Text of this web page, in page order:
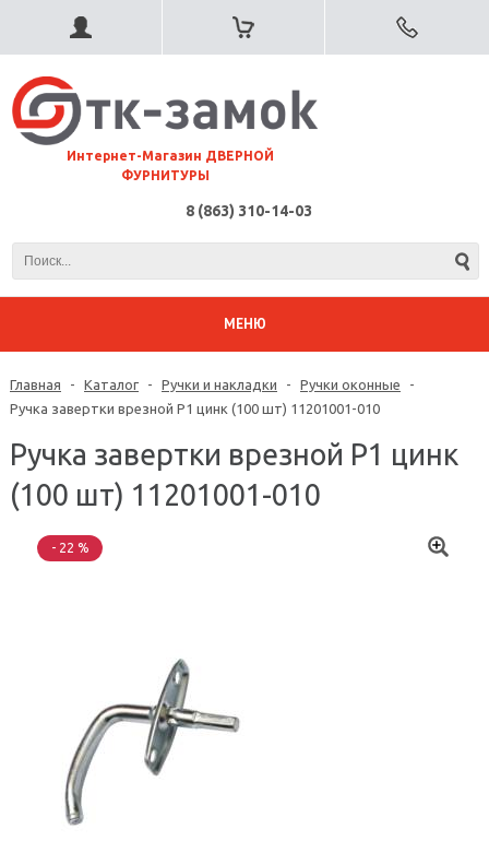
⠀Интернет-Магазин ДВЕРНОЙ
ФУРНИТУРЫ
8 (863) 310-14-03
МЕНЮ
Главная - Каталог - Ручки и накладки - Ручки оконные
-
Ручка завертки врезной Р1 цинк (100 шт) 11201001-010
Ручка завертки врезной Р1 цинк
(100 шт) 11201001-010
- 22 %